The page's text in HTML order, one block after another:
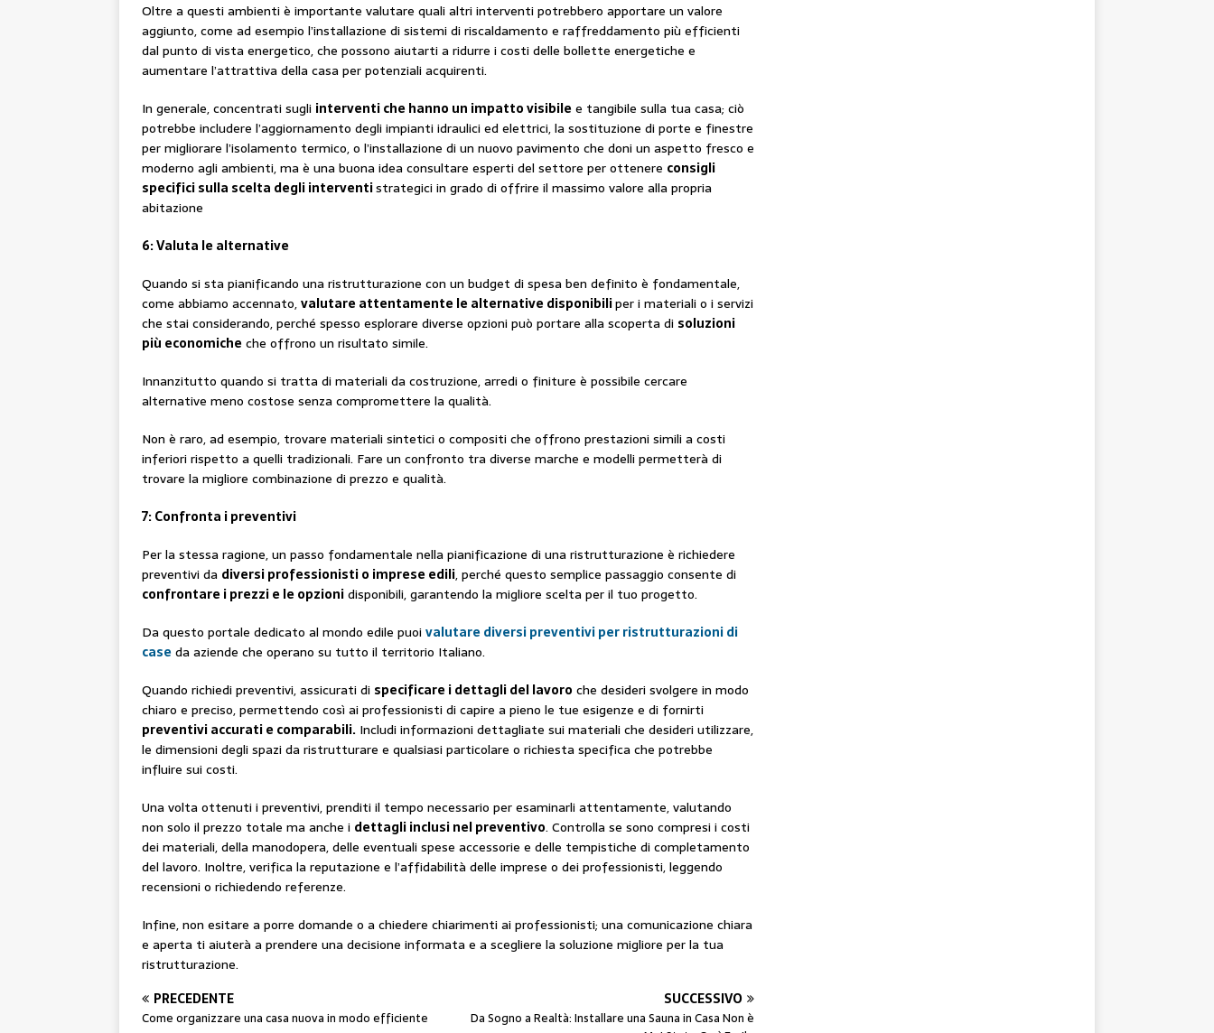
Oltre a questi ambienti è importante valutare quali altri interventi potrebbero apportare un valore
aggiunto, come ad esempio l’installazione di sistemi di riscaldamento e raffreddamento più efficienti
dal punto di vista energetico, che possono aiutarti a ridurre i costi delle bollette energetiche e
aumentare l’attrattiva della casa per potenziali acquirenti.
In generale, concentrati sugli interventi che hanno un impatto visibile e tangibile sulla tua casa; ciò
potrebbe includere l’aggiornamento degli impianti idraulici ed elettrici, la sostituzione di porte e finestre
per migliorare l’isolamento termico, o l’installazione di un nuovo pavimento che doni un aspetto fresco e
moderno agli ambienti, ma è una buona idea consultare esperti del settore per ottenere consigli
specifici sulla scelta degli interventistrategici in grado di offrire il massimo valore alla propria
abitazione
6: Valuta le alternative
Quando si sta pianificando una ristrutturazione con un budget di spesa ben definito è fondamentale,
come abbiamo accennato,valutare attentamente le alternative disponibiliper i materiali o i servizi
che stai considerando, perché spesso esplorare diverse opzioni può portare alla scoperta di soluzioni
più economiche che offrono un risultato simile.
Innanzitutto quando si tratta di materiali da costruzione, arredi o finiture è possibile cercare
alternative meno costose senza compromettere la qualità.
Non è raro, ad esempio, trovare materiali sintetici o compositi che offrono prestazioni simili a costi
inferiori rispetto a quelli tradizionali. Fare un confronto tra diverse marche e modelli permetterà di
trovare la migliore combinazione di prezzo e qualità.
7: Confronta i preventivi
Per la stessa ragione, un passo fondamentale nella pianificazione di una ristrutturazione è richiedere
preventivi da diversi professionisti o imprese edili, perché questo semplice passaggio consente di
confrontare i prezzi e le opzionidisponibili, garantendo la migliore scelta per il tuo progetto.
Da questo portale dedicato al mondo edile puoi valutare diversi preventivi per ristrutturazioni di
case da aziende che operano su tutto il territorio Italiano.
Quando richiedi preventivi, assicurati di specificare i dettagli del lavoro che desideri svolgere in modo
chiaro e preciso, permettendo così ai professionisti di capire a pieno le tue esigenze e di fornirti
preventivi accurati e comparabili. Includi informazioni dettagliate sui materiali che desideri utilizzare,
le dimensioni degli spazi da ristrutturare e qualsiasi particolare o richiesta specifica che potrebbe
influire sui costi.
Una volta ottenuti i preventivi, prenditi il tempo necessario per esaminarli attentamente, valutando
non solo il prezzo totale ma anche i dettagli inclusi nel preventivo. Controlla se sono compresi i costi
dei materiali, della manodopera, delle eventuali spese accessorie e delle tempistiche di completamento
del lavoro. Inoltre, verifica la reputazione e l’affidabilità delle imprese o dei professionisti, leggendo
recensioni o richiedendo referenze.
Infine, non esitare a porre domande o a chiedere chiarimenti ai professionisti; una comunicazione chiara
e aperta ti aiuterà a prendere una decisione informata e a scegliere la soluzione migliore per la tua
ristrutturazione.
PRECEDENTE
Come organizzare una casa nuova in modo efficiente
SUCCESSIVO
Da Sogno a Realtà: Installare una Sauna in Casa Non è